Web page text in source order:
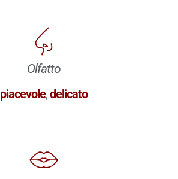
Olfatto
piacevole,delicato